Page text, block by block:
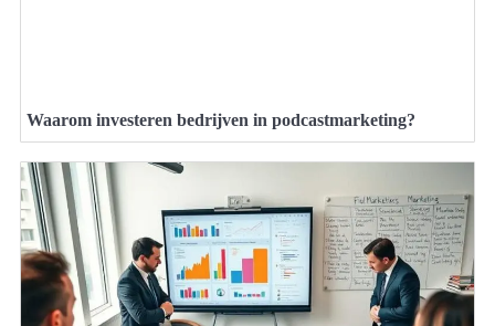
Waarom investeren bedrijven in podcastmarketing?